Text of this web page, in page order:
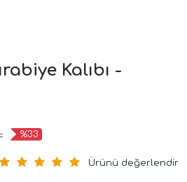
Kalıbı -
%33
Ürünü değerlendir